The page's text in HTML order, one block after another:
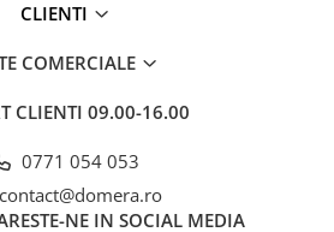
CLIENTI
COMERCIALE
CLIENTI 09.00-16.00
0771 054 053
contact@domera.ro
NE IN SOCIAL MEDIA